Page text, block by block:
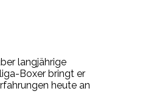
langjährige
Boxer bringt er
heute an